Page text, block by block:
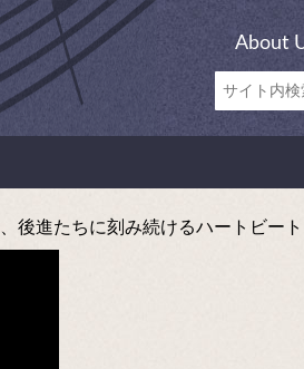
About
後進たちに刻み続けるハートビー